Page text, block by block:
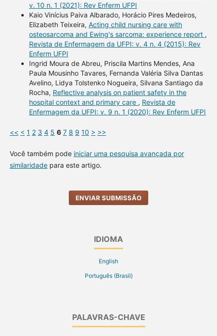
v. 10 n. 1 (2021): Rev Enferm UFPI
Kaio Vinícius Paiva Albarado, Horácio Pires Medeiros,
Elizabeth Teixeira, Acting child nursing care with
osteosarcoma and Ewing's sarcoma: experience report ,
Revista de Enfermagem da UFPI: v. 4 n. 4 (2015): Rev
Enferm UFPI
Ingrid Moura de Abreu, Priscila Martins Mendes, Ana
Paula Mousinho Tavares, Fernanda Valéria Silva Dantas
Avelino, Lidya Tolstenko Nogueira, Silvana Santiago da
Rocha, Reflective analysis on patient safety in the
hospital context and primary care , Revista de
Enfermagem da UFPI: v. 9 n. 1 (2020): Rev Enferm UFPI
<< < 1 2 3 4 5 6 7 8 9 10 > >>
Você também pode iniciar uma pesquisa avançada por
similaridadepara este artigo.
ENVIAR SUBMISSÃO
IDIOMA
English
Português (Brasil)
PALAVRAS-CHAVE